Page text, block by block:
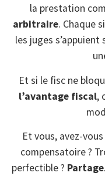
la prestation
arbitraire. Chaque
les juges
Et si le fisc ne
l’avantage fiscal,
Et vous, avez-
compensatoire ?
perfectible ?